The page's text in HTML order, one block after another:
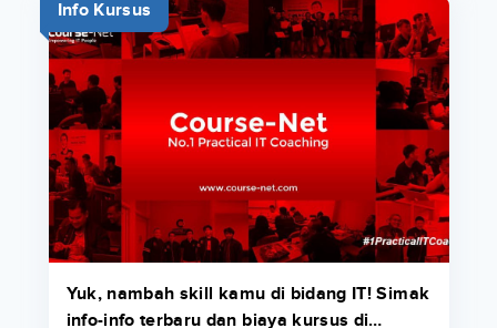
Info Kursus
Yuk, nambah skill kamu di bidang IT! Simak
info-info terbaru dan biaya kursus di